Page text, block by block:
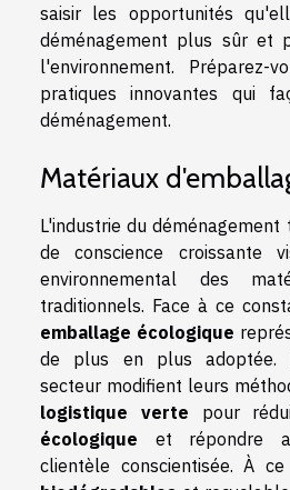
saisir les opportunités
déménagement plus sûr et
l'environnement. Préparez-
pratiques innovantes qui
déménagement.
Matériaux
L'industrie du déménagement
de conscience croissante
environnemental des
traditionnels. Face à ce
emballage écologique
de plus en plus adoptée.
secteur modifient leurs
logistique verte pour
écologique et répondre
clientèle conscientisée. À